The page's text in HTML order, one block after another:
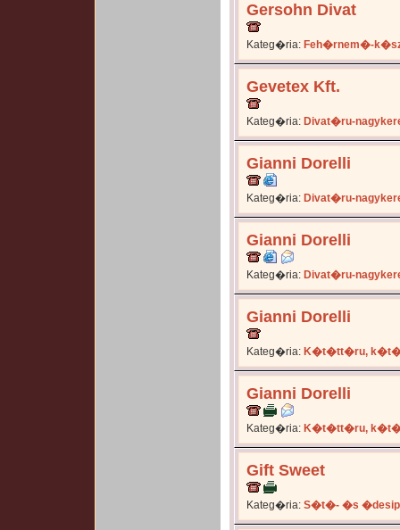
Gersohn Divat
Kateg�ria: Feh�rnem�-
Gevetex Kft.
Kateg�ria: Divat�ru-
Gianni Dorelli
Kateg�ria: Divat�ru-
Gianni Dorelli
Kateg�ria: Divat�ru-
Gianni Dorelli
Kateg�ria: K�t�tt�ru,
Gianni Dorelli
Kateg�ria: K�t�tt�ru,
Gift Sweet
Kateg�ria: S�t�- �s